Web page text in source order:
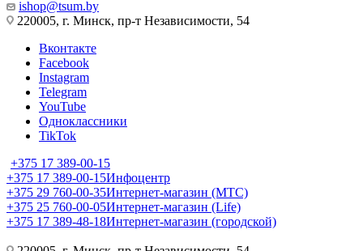
ishop@tsum.by
220005, г. Минск, пр-т Независимости, 54
Вконтакте
Facebook
Instagram
Telegram
YouTube
Одноклассники
TikTok
+375 17 389-00-15
+375 17 389-00-15Инфоцентр
+375 29 760-00-35Интернет-магазин (МТС)
+375 25 760-00-05Интернет-магазин (Life)
+375 17 389-48-18Интернет-магазин (городской)